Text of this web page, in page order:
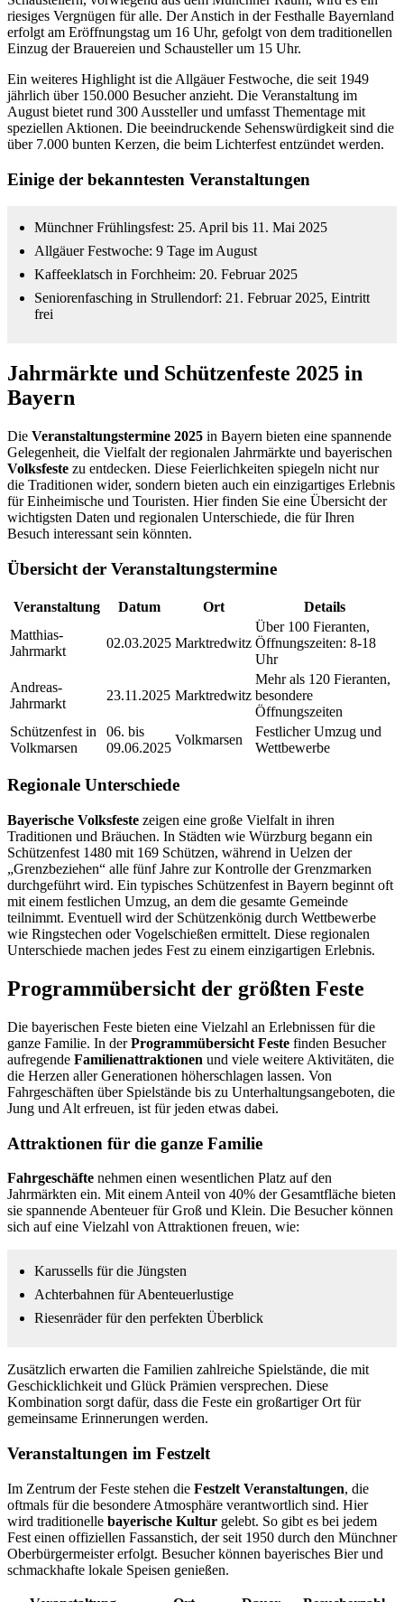
riesiges Vergnügen für alle. Der Anstich in der Festhalle Bayernland
erfolgt am Eröffnungstag um 16 Uhr, gefolgt von dem traditionellen
Einzug der Brauereien und Schausteller um 15 Uhr.
Ein weiteres Highlight ist die Allgäuer Festwoche, die seit 1949
jährlich über 150.000 Besucher anzieht. Die Veranstaltung im
August bietet rund 300 Aussteller und umfasst Thementage mit
speziellen Aktionen. Die beeindruckende Sehenswürdigkeit sind die
über 7.000 bunten Kerzen, die beim Lichterfest entzündet werden.
Einige der bekanntesten Veranstaltungen
Münchner Frühlingsfest: 25. April bis 11. Mai 2025
Allgäuer Festwoche: 9 Tage im August
Kaffeeklatsch in Forchheim: 20. Februar 2025
Seniorenfasching in Strullendorf: 21. Februar 2025, Eintritt
frei
Jahrmärkte und Schützenfeste 2025 in
Bayern
Die Veranstaltungstermine 2025 in Bayern bieten eine spannende
Gelegenheit, die Vielfalt der regionalen Jahrmärkte und bayerischen
Volksfeste zu entdecken. Diese Feierlichkeiten spiegeln nicht nur
die Traditionen wider, sondern bieten auch ein einzigartiges Erlebnis
für Einheimische und Touristen. Hier finden Sie eine Übersicht der
wichtigsten Daten und regionalen Unterschiede, die für Ihren
Besuch interessant sein könnten.
Übersicht der Veranstaltungstermine
Veranstaltung Datum Ort
Details
Matthias-
Jahrmarkt
02.03.2025 Marktredwitz
Über 100 Fieranten,
Öffnungszeiten: 8-18
Uhr
Andreas-
Jahrmarkt
23.11.2025 Marktredwitz
Mehr als 120 Fieranten,
besondere
Öffnungszeiten
Schützenfest in
Volkmarsen
06. bis
09.06.2025
Volkmarsen
Festlicher Umzug und
Wettbewerbe
Regionale Unterschiede
Bayerische Volksfeste zeigen eine große Vielfalt in ihren
Traditionen und Bräuchen. In Städten wie Würzburg begann ein
Schützenfest 1480 mit 169 Schützen, während in Uelzen der
„Grenzbeziehen“ alle fünf Jahre zur Kontrolle der Grenzmarken
durchgeführt wird. Ein typisches Schützenfest in Bayern beginnt oft
mit einem festlichen Umzug, an dem die gesamte Gemeinde
teilnimmt. Eventuell wird der Schützenkönig durch Wettbewerbe
wie Ringstechen oder Vogelschießen ermittelt. Diese regionalen
Unterschiede machen jedes Fest zu einem einzigartigen Erlebnis.
Programmübersicht der größten Feste
Die bayerischen Feste bieten eine Vielzahl an Erlebnissen für die
ganze Familie. In derProgrammübersicht Feste finden Besucher
aufregende Familienattraktionen und viele weitere Aktivitäten, die
die Herzen aller Generationen höherschlagen lassen. Von
Fahrgeschäften über Spielstände bis zu Unterhaltungsangeboten, die
Jung und Alt erfreuen, ist für jeden etwas dabei.
Attraktionen für die ganze Familie
Fahrgeschäfte nehmen einen wesentlichen Platz auf den
Jahrmärkten ein. Mit einem Anteil von 40% der Gesamtfläche bieten
sie spannende Abenteuer für Groß und Klein. Die Besucher können
sich auf eine Vielzahl von Attraktionen freuen, wie:
Karussells für die Jüngsten
Achterbahnen für Abenteuerlustige
Riesenräder für den perfekten Überblick
Zusätzlich erwarten die Familien zahlreiche Spielstände, die mit
Geschicklichkeit und Glück Prämien versprechen. Diese
Kombination sorgt dafür, dass die Feste ein großartiger Ort für
gemeinsame Erinnerungen werden.
Veranstaltungen im Festzelt
Im Zentrum der Feste stehen die Festzelt Veranstaltungen, die
oftmals für die besondere Atmosphäre verantwortlich sind. Hier
wird traditionelle bayerische Kultur gelebt. So gibt es bei jedem
Fest einen offiziellen Fassanstich, der seit 1950 durch den Münchner
Oberbürgermeister erfolgt. Besucher können bayerisches Bier und
schmackhafte lokale Speisen genießen.